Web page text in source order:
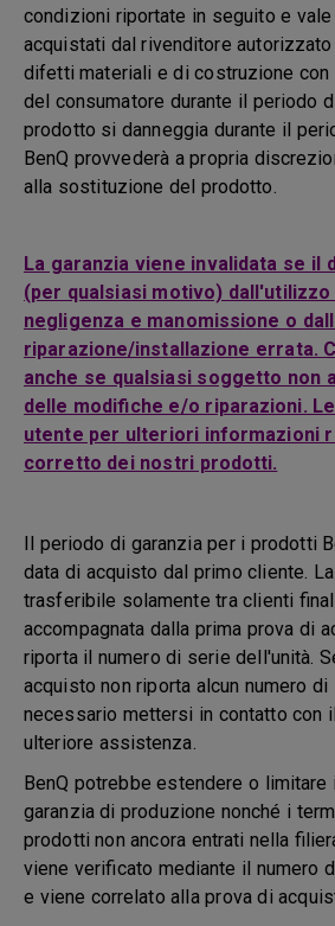
condizioni riportate in seguito e
acquistati dal rivenditore
difetti materiali e di costruzione
del consumatore durante il periodo
prodotto si danneggia durante il
BenQ provvederà a propria
alla sostituzione del prodotto.
La garanzia viene invalidata se il
(per qualsiasi motivo)
negligenza e manomissione o
riparazione/installazione errata.
anche se qualsiasi soggetto non
delle modifiche e/o riparazioni.
utente per ulteriori informazioni
corretto dei nostri prodotti.
Il periodo di garanzia per i prodotti
data di acquisto dal primo cliente.
trasferibile solamente tra clienti
accompagnata dalla prima prova di
riporta il numero di serie dell'unità.
acquisto non riporta alcun numero
necessario mettersi in contatto con
ulteriore assistenza.
BenQ potrebbe estendere o limitare
garanzia di produzione nonché i
prodotti non ancora entrati nella
viene verificato mediante il numero
e viene correlato alla prova di